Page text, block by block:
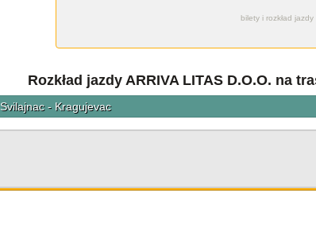
bilety i rozkład
Rozkład jazdy ARRIVA LITAS D.O.O. na
Svilajnac - Kragujevac